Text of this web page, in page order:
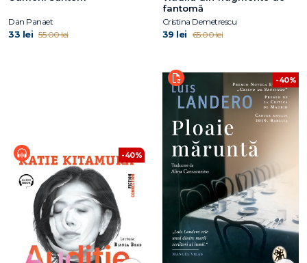
Dan Panaet
33 lei 55.00 lei
fantomă
Cristina Demetrescu
39 lei 65.00 lei
-40%
-40%